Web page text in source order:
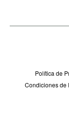
Política de
Condiciones de